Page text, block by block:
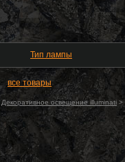
Тип лампы
все товары
Декоративное освещение illuminati >